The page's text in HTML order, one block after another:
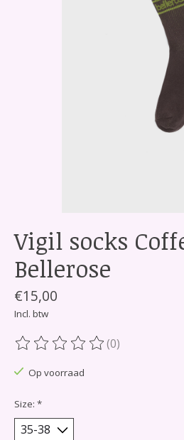
Vigil socks
Bellerose
€15,00
Incl. btw
De beoordeling van dit product
(0)
Op voorraad
Size: *